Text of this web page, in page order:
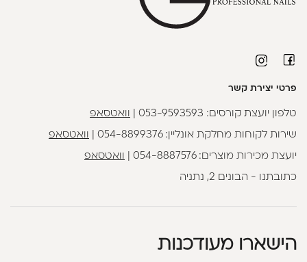
פרטי יצירת קשר
טלפון יועצת קורסים: 053-9593593 וואטסאפ
שירות לקוחות מחלקת אונליין:054-8899376 וואטסאפ
יועצת מכירות מוצרים:054-8887576 וואטסאפ
כתובתנו - הבונים 2, נתניה
הישארו מעודכנות